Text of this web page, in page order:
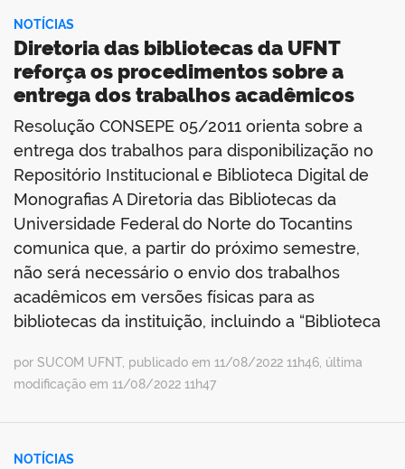
NOTÍCIAS
Diretoria das bibliotecas da UFNT
reforça os procedimentos sobre a
entrega dos trabalhos acadêmicos
Resolução CONSEPE 05/2011 orienta sobre a
entrega dos trabalhos para disponibilização no
Repositório Institucional e Biblioteca Digital de
Monografias A Diretoria das Bibliotecas da
Universidade Federal do Norte do Tocantins
comunica que, a partir do próximo semestre,
não será necessário o envio dos trabalhos
acadêmicos em versões físicas para as
bibliotecas da instituição, incluindo a “Biblioteca
por SUCOM UFNT, publicado em 11/08/2022 11h46, última
modificação em 11/08/2022 11h47
NOTÍCIAS